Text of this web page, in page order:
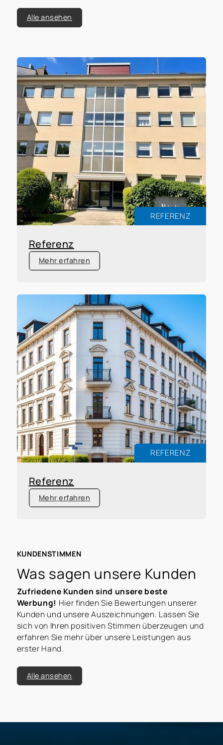
Alle ansehen
REFERENZ
Referenz
Mehr erfahren
REFERENZ
Referenz
Mehr erfahren
KUNDENSTIMMEN
Was sagen unsere Kunden
Zufriedene Kunden sind unsere beste
Werbung! Hier finden Sie Bewertungen unserer
Kunden und unsere Auszeichnungen. Lassen Sie
sich von Ihren positiven Stimmen überzeugen und
erfahren Sie mehr über unsere Leistungen aus
erster Hand.
Alle ansehen